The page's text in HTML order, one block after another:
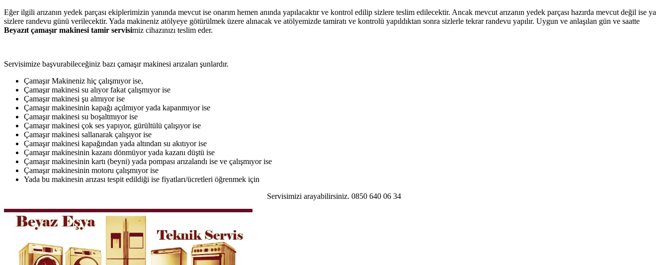
Eğer ilgili arızanın yedek parçası ekiplerimizin yanında mevcut ise onarım hemen anında yapılacaktır ve kontrol edilip sizlere teslim edilecektir. Ancak mevcut arızanın yedek parçası hazırda mevcut değil ise ya
sizlere randevu günü verilecektir. Yada makineniz atölyeye götürülmek üzere alınacak ve atölyemizde tamiratı ve kontrolü yapıldıktan sonra sizlerle tekrar randevu yapılır. Uygun ve anlaşılan gün ve saatte
Beyazıt çamaşır makinesi tamir servisimiz cihazınızı teslim eder.
Servisimize başvurabileceğiniz bazı çamaşır makinesi arızaları şunlardır.
Çamaşır Makineniz hiç çalışmıyor ise,
Çamaşır makinesi su alıyor fakat çalışmıyor ise
Çamaşır makinesi şu almıyor ise
Çamaşır makinesinin kapağı açılmıyor yada kapanmıyor ise
Çamaşır makinesi su boşaltmıyor ise
Çamaşır makinesi çok ses yapıyor, gürültülü çalışıyor ise
Çamaşır makinesi sallanarak çalışıyor ise
Çamaşır makinesi kapağından yada altından su akıtıyor ise
Çamaşır makinesinin kazanı dönmüyor yada kazanı düştü ise
Çamaşır makinesinin kartı (beyni) yada pompası arızalandı ise ve çalışmıyor ise
Çamaşır makinesinin motoru çalışmıyor ise
Yada bu makinesin arızası tespit edildiği ise fiyatları/ücretleri öğrenmek için
Servisimizi arayabilirsiniz. 0850 640 06 34